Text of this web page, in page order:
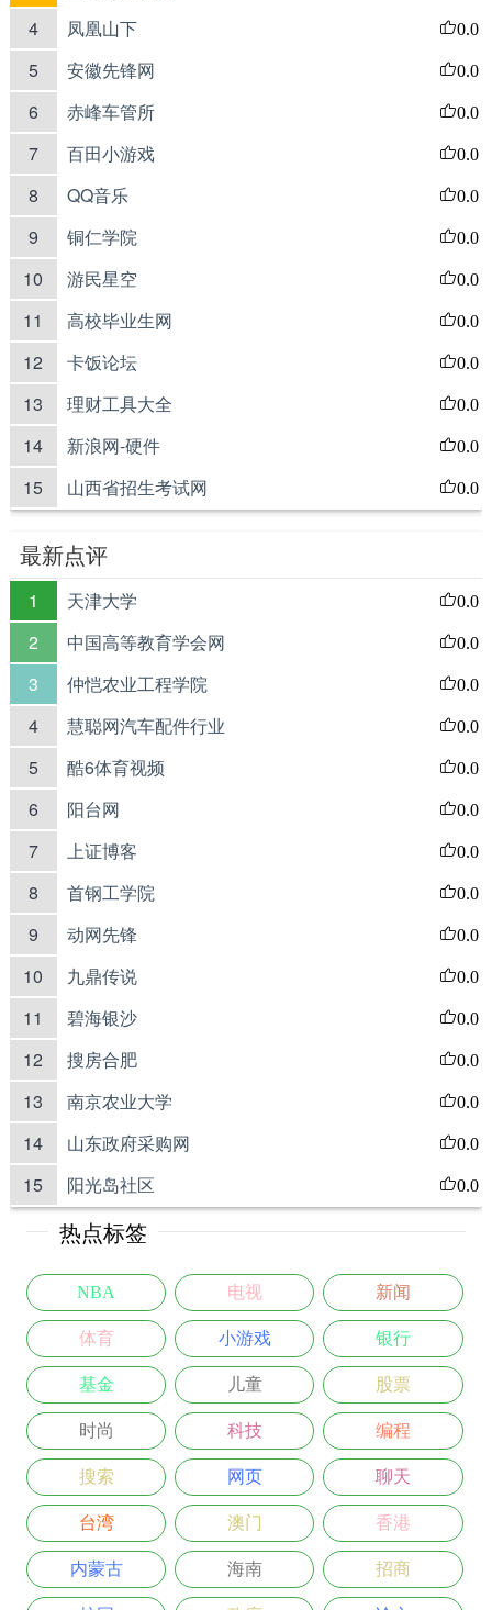
4 凤凰山下 0.0
5 安徽先锋网 0.0
6 赤峰车管所 0.0
7 百田小游戏 0.0
8 QQ音乐 0.0
9 铜仁学院 0.0
10 游民星空 0.0
11 高校毕业生网 0.0
12 卡饭论坛 0.0
13 理财工具大全 0.0
14 新浪网-硬件 0.0
15 山西省招生考试网 0.0
最新点评
1 天津大学 0.0
2 中国高等教育学会网 0.0
3 仲恺农业工程学院 0.0
4 慧聪网汽车配件行业 0.0
5 酷6体育视频 0.0
6 阳台网 0.0
7 上证博客 0.0
8 首钢工学院 0.0
9 动网先锋 0.0
10 九鼎传说 0.0
11 碧海银沙 0.0
12 搜房合肥 0.0
13 南京农业大学 0.0
14 山东政府采购网 0.0
15 阳光岛社区 0.0
热点标签
NBA 电视 新闻
体育 小游戏 银行
基金 儿童 股票
时尚 科技 编程
搜索 网页 聊天
台湾 澳门 香港
内蒙古 海南 招商